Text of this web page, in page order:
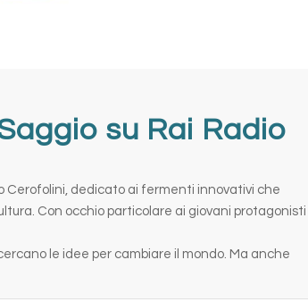
su Rai Radio
Cerofolini, dedicato ai fermenti innovativi che
Con occhio particolare ai giovani protagonisti
le idee per cambiare il mondo. Ma anche